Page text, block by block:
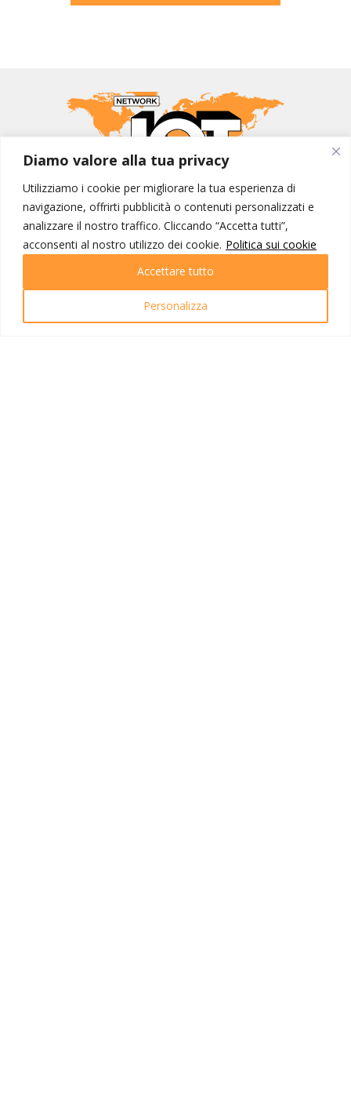
Diamo valore alla tua privacy
Utilizziamo i cookie per migliorare la tua esperienza di
navigazione, offrirti pubblicità o contenuti personalizzati e
analizzare il nostro traffico. Cliccando “Accetta tutti”,
acconsenti al nostro utilizzo dei cookie. Politica sui cookie
Personalizza
Accettare tutto
MONDO IOT VIAGGI
Corporate
Contatti
I NOSTRI PRODOTTI
Destinazioni